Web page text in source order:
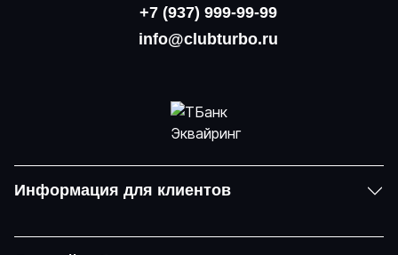
+7 (937) 999-99-99
info@clubturbo.ru
Информация для клиентов